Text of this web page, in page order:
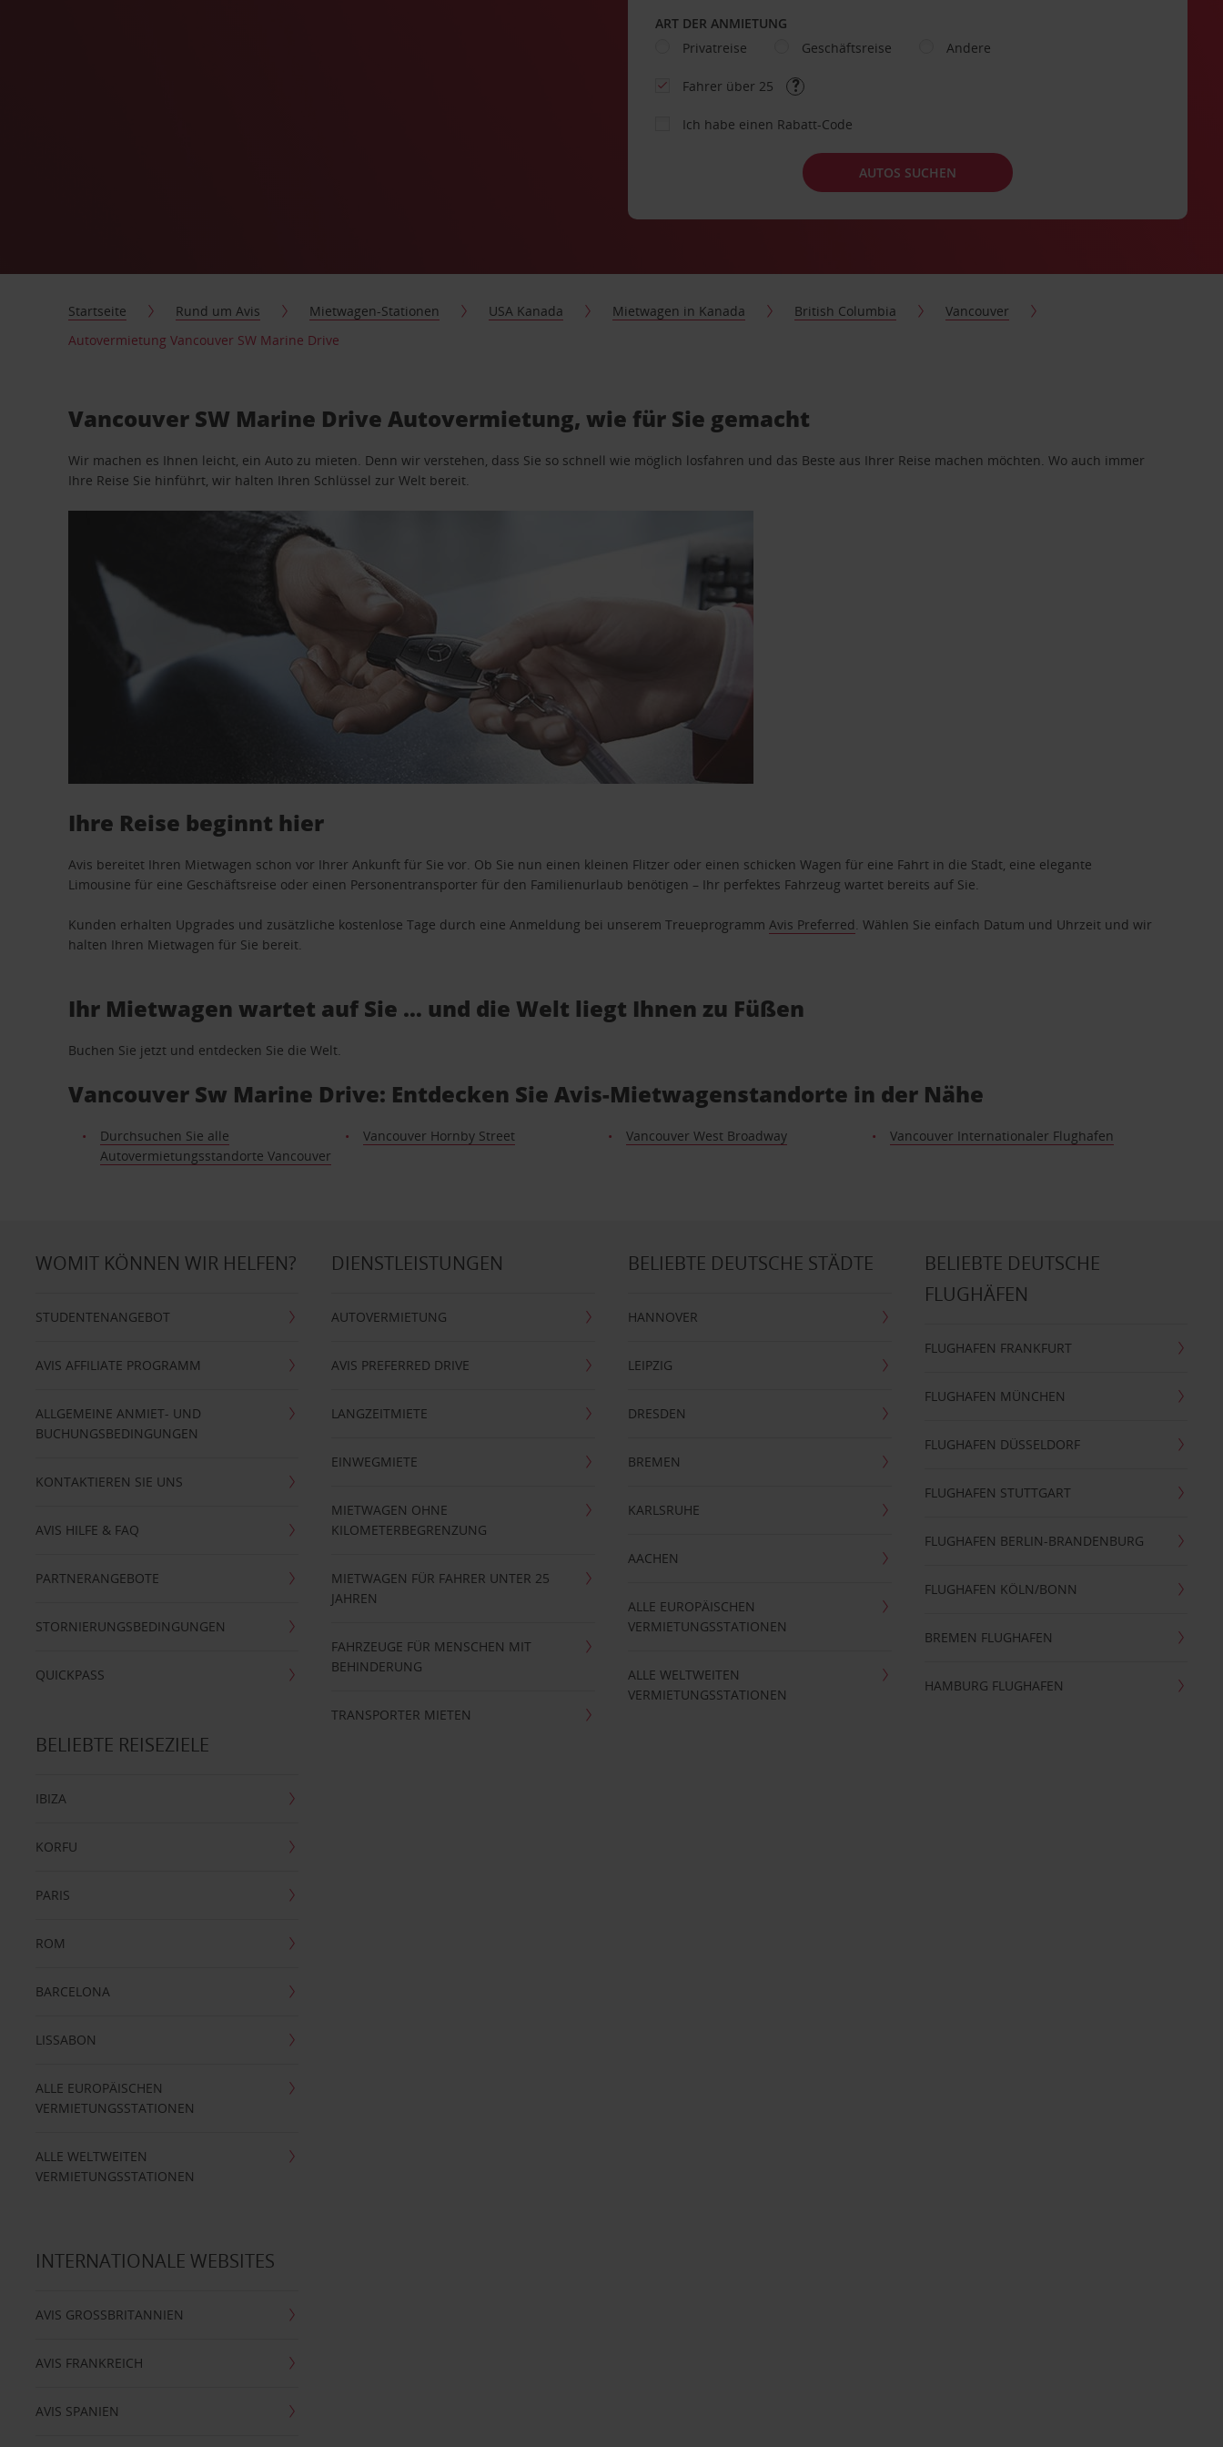
ART DER ANMIETUNG
Privatreise
Geschäftsreise Andere
Fahrer über 25
Ich habe einen Rabatt-Code
AUTOS SUCHEN
Startseite Rund um Avis Mietwagen-Stationen USA Kanada Mietwagen in Kanada British Columbia
Vancouver
Autovermietung Vancouver SW Marine Drive
Vancouver SW Marine Drive Autovermietung, wie für Sie gemacht
Wir machen es Ihnen leicht, ein Auto zu mieten. Denn wir verstehen, dass Sie so schnell wie möglich losfahren und das Beste aus Ihrer Reise machen möchten. Wo auch immer
Ihre Reise Sie hinführt, wir halten Ihren Schlüssel zur Welt bereit.
Ihre Reise beginnt hier
Avis bereitet Ihren Mietwagen schon vor Ihrer Ankunft für Sie vor. Ob Sie nun einen kleinen Flitzer oder einen schicken Wagen für eine Fahrt in die Stadt, eine elegante
Limousine für eine Geschäftsreise oder einen Personentransporter für den Familienurlaub benötigen – Ihr perfektes Fahrzeug wartet bereits auf Sie.
Kunden erhalten Upgrades und zusätzliche kostenlose Tage durch eine Anmeldung bei unserem TreueprogrammAvis Preferred. Wählen Sie einfach Datum und Uhrzeit und wir
halten Ihren Mietwagen für Sie bereit.
Ihr Mietwagen wartet auf Sie … und die Welt liegt Ihnen zu Füßen
Buchen Sie jetzt und entdecken Sie die Welt.
Vancouver Sw Marine Drive: Entdecken Sie Avis-Mietwagenstandorte in der Nähe
Durchsuchen Sie alle
Autovermietungsstandorte Vancouver
Vancouver Hornby Street Vancouver West Broadway Vancouver Internationaler Flughafen
WOMIT KÖNNEN WIR HELFEN?
STUDENTENANGEBOT
AVIS AFFILIATE PROGRAMM
ALLGEMEINE ANMIET- UND
BUCHUNGSBEDINGUNGEN
KONTAKTIEREN SIE UNS
AVIS HILFE & FAQ
PARTNERANGEBOTE
STORNIERUNGSBEDINGUNGEN
QUICKPASS
DIENSTLEISTUNGEN
AUTOVERMIETUNG
AVIS PREFERRED DRIVE
LANGZEITMIETE
EINWEGMIETE
MIETWAGEN OHNE
KILOMETERBEGRENZUNG
MIETWAGEN FÜR FAHRER UNTER 25
JAHREN
FAHRZEUGE FÜR MENSCHEN MIT
BEHINDERUNG
TRANSPORTER MIETEN
BELIEBTE DEUTSCHE STÄDTE
HANNOVER
LEIPZIG
DRESDEN
BREMEN
KARLSRUHE
AACHEN
ALLE EUROPÄISCHEN
VERMIETUNGSSTATIONEN
ALLE WELTWEITEN
VERMIETUNGSSTATIONEN
BELIEBTE DEUTSCHE
FLUGHÄFEN
FLUGHAFEN FRANKFURT
FLUGHAFEN MÜNCHEN
FLUGHAFEN DÜSSELDORF
FLUGHAFEN STUTTGART
FLUGHAFEN BERLIN-BRANDENBURG
FLUGHAFEN KÖLN/BONN
BREMEN FLUGHAFEN
HAMBURG FLUGHAFEN
BELIEBTE REISEZIELE
IBIZA
KORFU
PARIS
ROM
BARCELONA
LISSABON
ALLE EUROPÄISCHEN
VERMIETUNGSSTATIONEN
ALLE WELTWEITEN
VERMIETUNGSSTATIONEN
INTERNATIONALE WEBSITES
AVIS GROSSBRITANNIEN
AVIS FRANKREICH
AVIS SPANIEN